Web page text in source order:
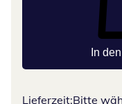
In
Lieferzeit:Bitte